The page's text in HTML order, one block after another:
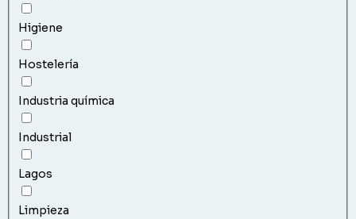
Higiene
Hostelería
Industria química
Industrial
Lagos
Limpieza